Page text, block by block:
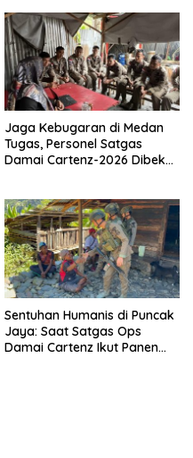
Jaga Kebugaran di Medan
Tugas, Personel Satgas
Damai Cartenz-2026 Dibekali
Sentuhan Humanis di Puncak
Jaya: Saat Satgas Ops
Damai Cartenz Ikut Panen